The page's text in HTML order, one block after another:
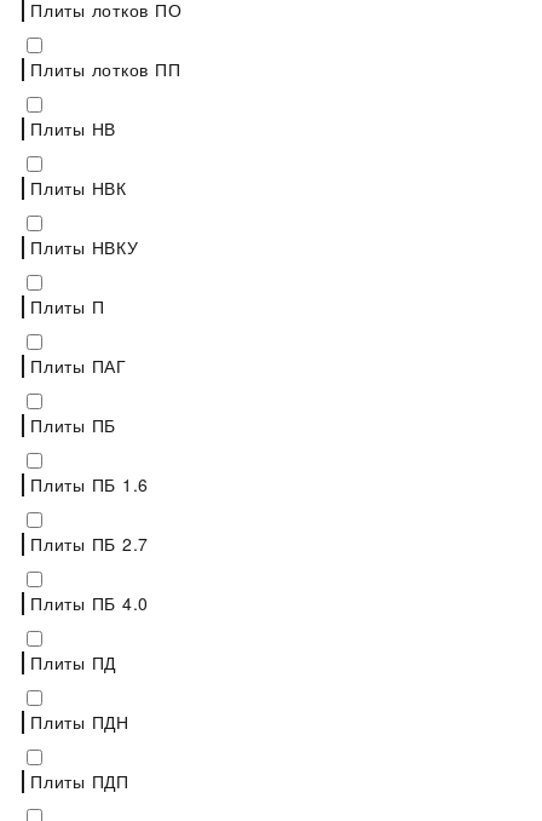
Плиты лотков ПО
Плиты лотков ПП
Плиты НВ
Плиты НВК
Плиты НВКУ
Плиты П
Плиты ПАГ
Плиты ПБ
Плиты ПБ 1.6
Плиты ПБ 2.7
Плиты ПБ 4.0
Плиты ПД
Плиты ПДН
Плиты ПДП